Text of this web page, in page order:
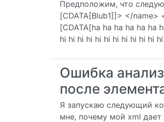
Предположим, что
[CDATA[Blub1]]> </
[CDATA[ha ha ha ha ha
hi hi hi hi hi hi hi hi hi hi hi
Ошибка
после
Я запускаю следующий
мне, почему мой xml дает